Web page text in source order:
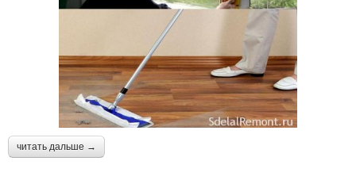
читать дальше →